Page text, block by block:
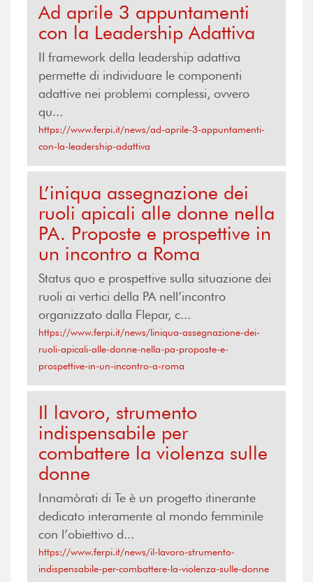
Ad aprile 3 appuntamenti
con la Leadership Adattiva
Il framework della leadership adattiva
permette di individuare le componenti
adattive nei problemi complessi, ovvero
qu...
https://www.ferpi.it/news/ad-aprile-3-appuntamenti-
con-la-leadership-adattiva
L’iniqua assegnazione dei
ruoli apicali alle donne nella
PA. Proposte e prospettive in
un incontro a Roma
Status quo e prospettive sulla situazione dei
ruoli ai vertici della PA nell’incontro
organizzato dalla Flepar, c...
https://www.ferpi.it/news/liniqua-assegnazione-dei-
ruoli-apicali-alle-donne-nella-pa-proposte-e-
prospettive-in-un-incontro-a-roma
Il lavoro, strumento
indispensabile per
combattere la violenza sulle
donne
Innamòrati di Te è un progetto itinerante
dedicato interamente al mondo femminile
con l’obiettivo d...
https://www.ferpi.it/news/il-lavoro-strumento-
indispensabile-per-combattere-la-violenza-sulle-donne